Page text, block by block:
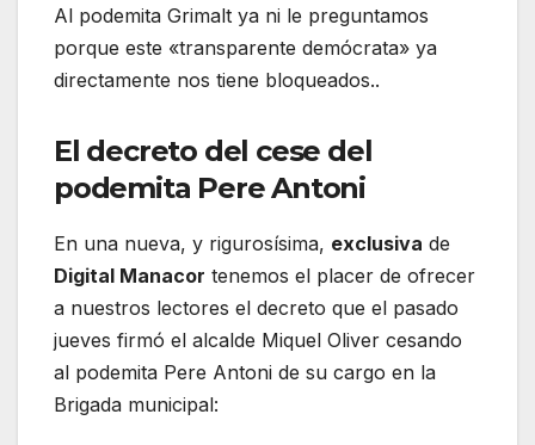
Al podemita Grimalt ya ni le preguntamos
porque este «transparente demócrata» ya
directamente nos tiene bloqueados..
El decreto del cese del
podemita Pere Antoni
En una nueva, y rigurosísima, exclusiva de
Digital Manacor tenemos el placer de ofrecer
a nuestros lectores el decreto que el pasado
jueves firmó el alcalde Miquel Oliver cesando
al podemita Pere Antoni de su cargo en la
Brigada municipal: